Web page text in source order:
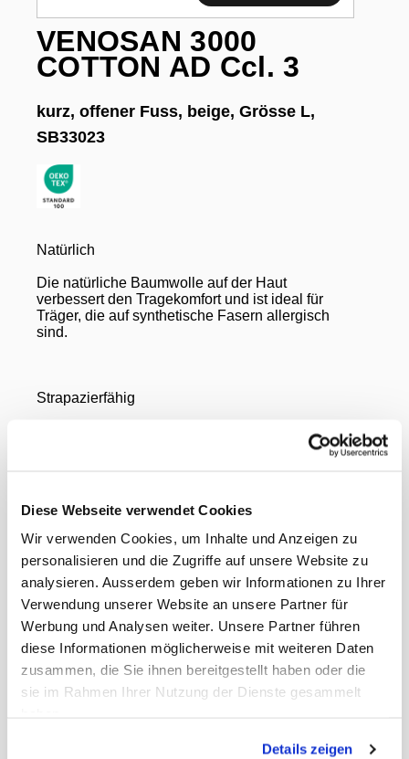
Diese Webseite verwendet Cookies
Wir verwenden Cookies, um Inhalte und Anzeigen zu
personalisieren und die Zugriffe auf unsere Website zu
analysieren. Ausserdem geben wir Informationen zu Ihrer
Verwendung unserer Website an unsere Partner für
Werbung und Analysen weiter. Unsere Partner führen
diese Informationen möglicherweise mit weiteren Daten
zusammen, die Sie ihnen bereitgestellt haben oder die
sie im Rahmen Ihrer Nutzung der Dienste gesammelt
Details zeigen
VENOSAN 3000
COTTON AD Ccl. 3
kurz, offener Fuss, beige, Grösse L,
SB33023
Natürlich
Die natürliche Baumwolle auf der Haut
verbessert den Tragekomfort und ist ideal für
Träger, die auf synthetische Fasern allergisch
sind.
Strapazierfähig
Der VENOSAN 3000 COTTON überzeugt durch
eine widerstandsfähige, belastbare Qualität und
Leicht anzuziehen
Das dehnbare Baumwoll-Gestrick ermöglicht, die
Kompressionsstrümpfe leicht anzuziehen.
Dokumente
Gewicht Liefereinheit
0.20 kg
EAN Liefereinheit
7640181142330
17.03.01.01.1